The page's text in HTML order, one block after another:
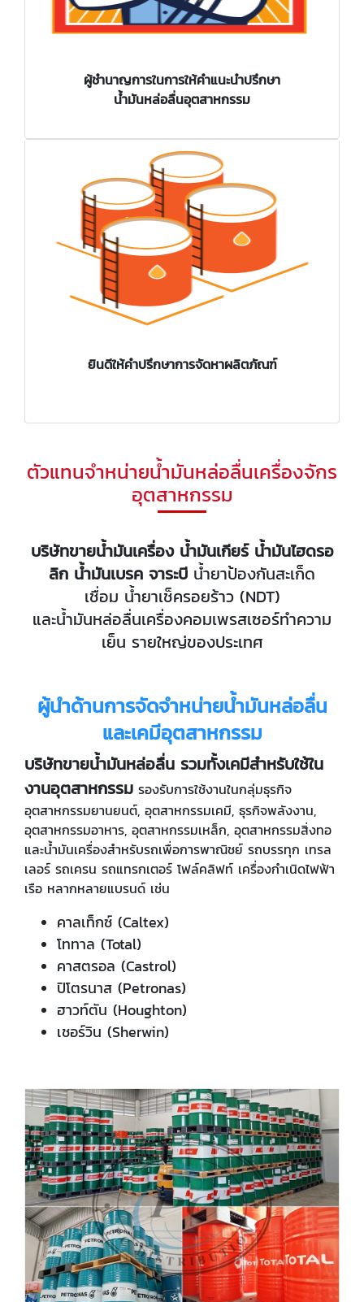
ผู้ชำนาญการในการให้คำแนะนำปรึกษา
น้ำมันหล่อลื่นอุตสาหกรรม
ยินดีให้คำปรึกษาการจัดหาผลิตภัณฑ์
ตัวแทนจำหน่ายน้ำมันหล่อลื่นเครื่องจักร
อุตสาหกรรม
บริษัทขายน้ำมันเครื่อง น้ำมันเกียร์ น้ำมันไฮดรอ
ลิก น้ำมันเบรค จาระบี น้ำยาป้องกันสะเก็ด
เชื่อม น้ำยาเช็ครอยร้าว (NDT)
และน้ำมันหล่อลื่นเครื่องคอมเพรสเซอร์ทำความ
เย็น รายใหญ่ของประเทศ
ผู้นำด้านการจัดจำหน่ายน้ำมันหล่อลื่น
และเคมีอุตสาหกรรม
บริษัทขายน้ำมันหล่อลื่น รวมทั้งเคมีสำหรับใช้ใน
งานอุตสาหกรรม รองรับการใช้งานในกลุ่มธุรกิจ
อุตสาหกรรมยานยนต์, อุตสาหกรรมเคมี, ธุรกิจพลังงาน,
อุตสาหกรรมอาหาร, อุตสาหกรรมเหล็ก, อุตสาหกรรมสิ่งทอ
และน้ำมันเครื่องสำหรับรถเพื่อการพาณิชย์ รถบรรทุก เทรล
เลอร์ รถเครน รถแทรกเตอร์ โฟล์คลิฟท์ เครื่องกำเนิดไฟฟ้า
เรือ หลากหลายแบรนด์ เช่น
คาลเท็กซ์ (Caltex)
โททาล (Total)
คาสตรอล (Castrol)
ปิโตรนาส (Petronas)
ฮาวท์ตัน (Houghton)
เชอร์วิน (Sherwin)